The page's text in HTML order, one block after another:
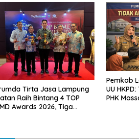
Tirta Jasa Lampung
Raih Bintang 4 TOP
Awards 2026, Tiga
Pemkab
UU
PHK